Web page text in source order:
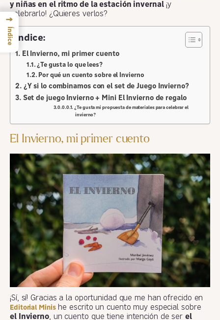
y niñas en el ritmo de la estación invernal ¡y
celebrarlo! ¿Quieres verlos?
Índice:
El Invierno, mi primer cuento
¿Te gusta lo que lees?
Por qué un cuento sobre el Invierno
¿Y si lo combinamos con el set de Juego Invierno?
Set de juego Invierno + Mini El Invierno de regalo
¿Te gusta mi propuesta de materiales para celebrar el
invierno?
El Invierno, mi primer cuento
¡Sí, sí! Gracias a la oportunidad que me han ofrecido en
Editorial Minishe escrito un cuento muy especial sobre
el Invierno, un cuento que tiene intención de serel
→
Índice